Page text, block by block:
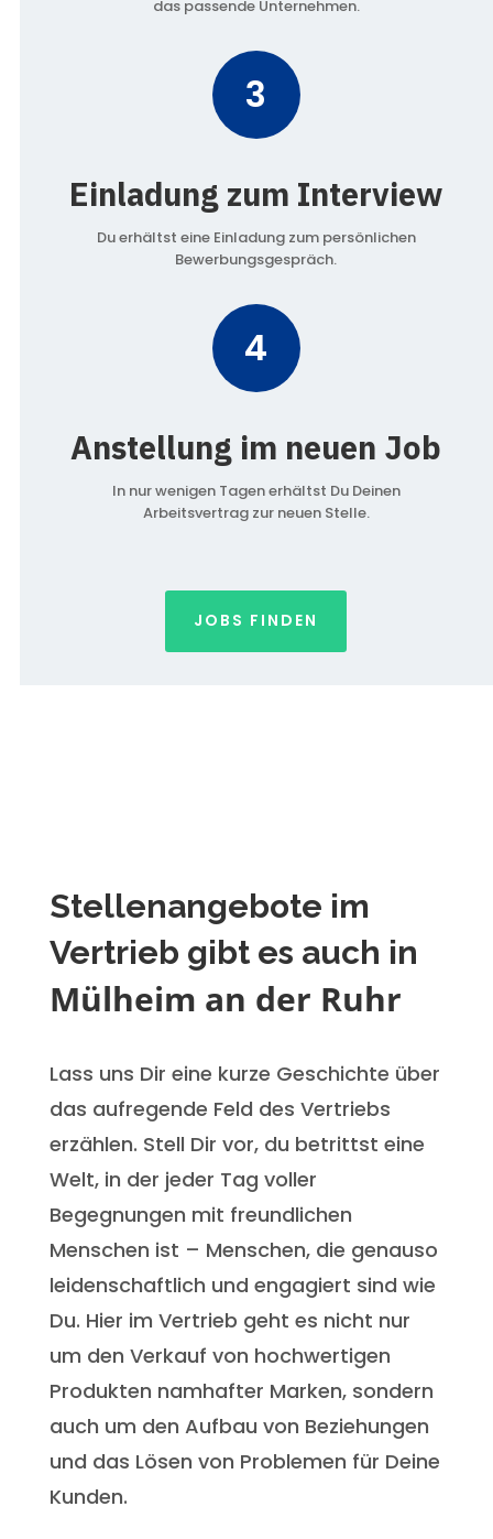
das passende Unternehmen.
3
Einladung zum Interview
Du erhältst eine Einladung zum persönlichen
Bewerbungsgespräch.
4
Anstellung im neuen Job
In nur wenigen Tagen erhältst Du Deinen
Arbeitsvertrag zur neuen Stelle.
JOBS FINDEN
Stellenangebote im
Vertrieb gibt es auch in
Mülheim an der Ruhr
Lass uns Dir eine kurze Geschichte über
das aufregende Feld des Vertriebs
erzählen. Stell Dir vor, du betrittst eine
Welt, in der jeder Tag voller
Begegnungen mit freundlichen
Menschen ist – Menschen, die genauso
leidenschaftlich und engagiert sind wie
Du. Hier im Vertrieb geht es nicht nur
um den Verkauf von hochwertigen
Produkten namhafter Marken, sondern
auch um den Aufbau von Beziehungen
und das Lösen von Problemen für Deine
Kunden.